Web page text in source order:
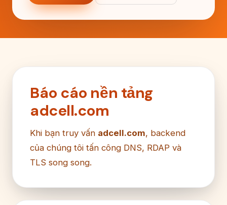
Báo cáo nền tảng
adcell.com
Khi bạn truy vấn adcell.com, backend
của chúng tôi tấn công DNS, RDAP và
TLS song song.